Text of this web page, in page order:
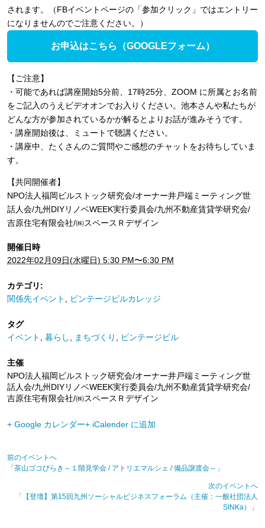
されます。（FBイベントページの「参加クリック」ではエントリー
になりませんのでご注意ください。）
お申込はこちら（GOOGLEフォーム）
【ご注意】
・可能であれば講座開始5分前、17時25分、ZOOM に所属とお名前
をご記入のうえビデオオンでお入りください。池本さんや私たちが
どんな方が参加されているかが解るとよりお話が進みそうです。
・講座開始後は、ミュートで聴講ください。
・講座中、たくさんのご質問やご感想のチャットをお待ちしていま
す。
【共同開催者】
NPO法人福岡ビルストック研究会/オーナー井戸端ミーティング世
話人会/九州DIYリノベWEEK実行委員会/九州不動産賃貸学研究会/
吉原住宅有限会社/㈱スペースＲデザイン
開催日時
2022年02月09日(水曜日) 5:30 PM〜6:30 PM
カテゴリ:
関係先イベント
ビンテージビルカレッジ
タグ
イベント
暮らし まちづくり ビンテージビル
主催
NPO法人福岡ビルストック研究会/オーナー井戸端ミーティング世
話人会/九州DIYリノベWEEK実行委員会/九州不動産賃貸学研究会/
吉原住宅有限会社/㈱スペースＲデザイン
+ Google カレンダー+ iCalender に追加
前のイベントへ
「茶山ゴコびらき～１階見学会 / アトリエマルシェ / 備品譲渡会～」
次のイベントへ
「【登壇】第15回九州ソーシャルビジネスフォーラム（主催：一般社団法人
SINKa）」